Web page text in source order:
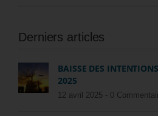
Derniers articles
BAISSE DES
2025
12 avril 2025 - 0